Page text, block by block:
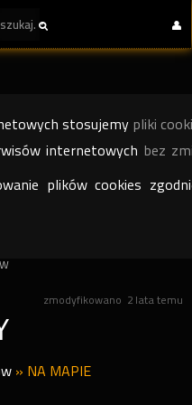
stosujemy pliki
internetowych bez
plików cookies
zmodyfikowano 2 lata temu
» NA MAPIE